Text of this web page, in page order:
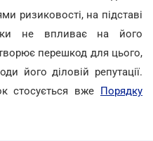
ризиковості, на підставі
не впливає на його
перешкод для цього,
його діловій репутації.
стосується вже Порядку